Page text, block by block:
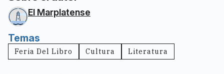
El Marplatense
Temas
Feria Del Libro Cultura Literatura